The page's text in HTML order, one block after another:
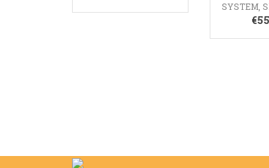
SYSTEM,
€